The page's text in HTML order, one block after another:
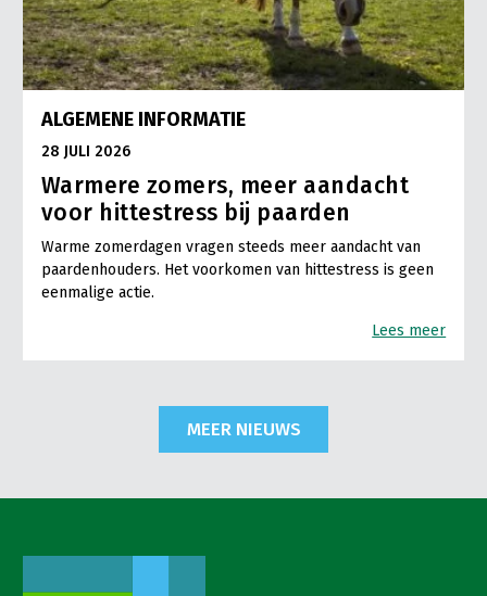
ALGEMENE INFORMATIE
28 JULI 2026
Warmere zomers, meer aandacht
voor hittestress bij paarden
Warme zomerdagen vragen steeds meer aandacht van
paardenhouders. Het voorkomen van hittestress is geen
eenmalige actie.
Lees meer
MEER NIEUWS